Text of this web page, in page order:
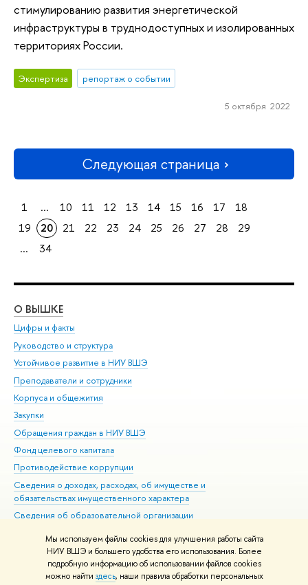
Мы используем файлы cookies для улучшения работы сайта
НИУ ВШЭ и большего удобства его использования. Более
подробную информацию об использовании файлов cookies
можно найти здесь, наши правила обработки персональных
стимулированию развития энергетической
инфраструктуры в труднодоступных и изолированных
территориях России.
Экспертиза репортаж о событии
5 октября 2022
Следующая страница
1 ... 10 11 12 13 14 15 16 17
18
19
20 21 22 23 24 25 26 27 28
29
...
34
О ВЫШКЕ
Цифры и факты
Руководство и структура
Устойчивое развитие в НИУ ВШЭ
Преподаватели и сотрудники
Корпуса и общежития
Закупки
Обращения граждан в НИУ ВШЭ
Фонд целевого капитала
Противодействие коррупции
Сведения о доходах, расходах, об имуществе и
обязательствах имущественного характера
Сведения об образовательной организации
Людям с ограниченными возможностями здоровья
Единая платежная страница
Работа в Вышке